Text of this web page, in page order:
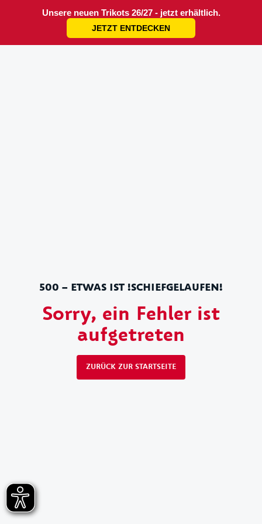
Unsere neuen Trikots 26/27 - jetzt erhältlich.
JETZT ENTDECKEN
500 – ETWAS IST !SCHIEFGELAUFEN!
Sorry, ein Fehler ist
aufgetreten
ZURÜCK ZUR STARTSEITE